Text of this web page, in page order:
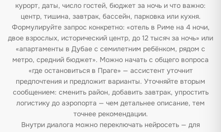
курорт, даты, число гостей, бюджет за ночь и что важно:
центр, тишина, завтрак, бассейн, парковка или кухня.
Формулируйте запрос конкретно: «отель в Риме на 4 ночи,
двое взрослых, исторический центр, до 12 тысяч за ночь» или
«апартаменты в Дубае с семилетним ребёнком, рядом с
метро, средний бюджет». Можно начать с общего вопроса
«где остановиться в Праге» — ассистент уточнит
предпочтения и предложит варианты. Уточняйте вторым
сообщением: сменить район, добавить завтрак, упростить
логистику до аэропорта — чем детальнее описание, тем
точнее рекомендации.
Внутри диалога можно переключать нейросеть — для